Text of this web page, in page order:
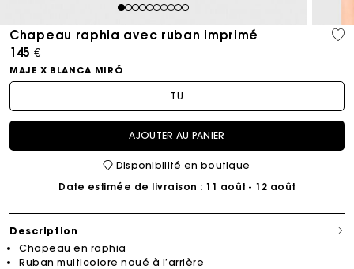
12345678910
Chapeau raphia avec ruban imprimé
145 €
MAJE X BLANCA MIRÓ
TU
AJOUTER AU PANIER
Disponibilité en boutique
Date estimée de livraison : 11 août - 12 août
Description
Chapeau en raphia
Ruban multicolore noué à l’arrière